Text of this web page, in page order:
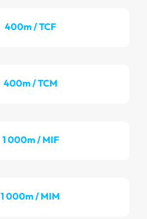
400m / TCF
400m / TCM
1 000m / MIF
1 000m / MIM